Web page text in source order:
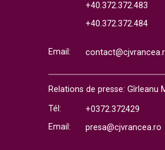
+40.372.372.483
+40.372.372.484
Email:
Relations de presse: Gîrleanu
Tél:
+0372.372429
Email:
presa@cjvrancea.ro